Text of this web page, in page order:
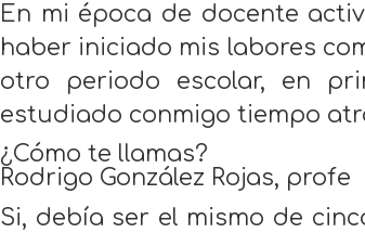
En mi época de docente
haber iniciado mis labores
otro periodo escolar, en
estudiado conmigo tiempo
¿Cómo te llamas?
Rodrigo González Rojas, profe
Si, debía ser el mismo de